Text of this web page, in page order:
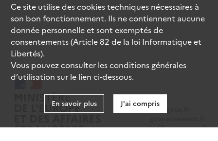
data.gouv.fr
legifrance.gouv.fr
Ce site utilise descookiestechniques nécessaires à
son bon fonctionnement. Ils ne contiennent aucune
donnée personnelle et sont exemptés de
consentements (Article 82 de la loi Informatique et
Libertés).
Vous pouvez consulter les conditions générales
d’utilisation sur le lien ci-dessous.
En savoir plus J'ai compris